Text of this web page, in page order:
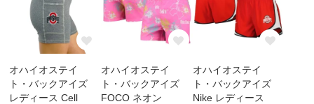
オハイオステイ
ト・バックアイズ
レディース Cell
オハイオステイ
ト・バックアイズ
FOCO ネオン
オハイオステイ
ト・バックアイズ
Nike レディース